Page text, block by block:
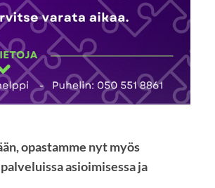
opastamme nyt myös
asioimisessa ja